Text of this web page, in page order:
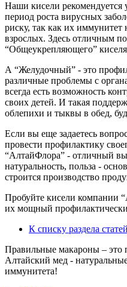
Наши кисели рекомендуется
период роста вирусных
риску, так как их иммунитет
взрослых. Здесь отличным
“Общеукрепляющего”
А “Желудочный” - это
различные проблемы с
всегда есть возможность
своих детей. И такая
облепихи и тыквы в обед,
Если вы еще задаетесь
провести профилактику
“АлтайФлора” - отличный
натуральность, польза -
строится производство
Пробуйте кисели компании
их мощный
К списку раздела статей
Правильные макароны – это
Алтайский мед -
иммунитета!